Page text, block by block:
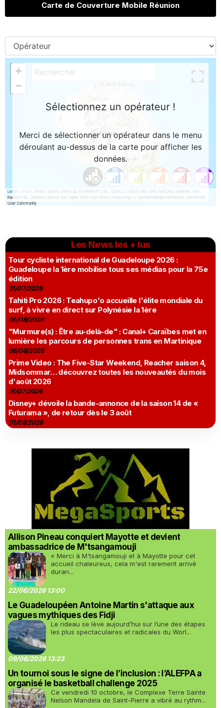
Carte de Couverture Mobile Réunion
Les News les + lus
Tour cycliste international de Guadeloupe 2026 :
Guadeloupe la 1ère mobilise tous ses médias pour la 75e
édition
31/07/2026
Tahiti Pro 2026 : Teahupo'o accueille l'élite mondiale du
surf, à vivre en direct sur Polynésie la 1ère
05/08/2026
"Murmure(s) : Être au-delà-de" : Canal+ Caraïbes met en
lumière les parcours de personnes trans en Martinique
06/08/2026
Prime Video : The Five-Star Weekend, Reacher saison 4,
Midsommar… découvrez toutes les nouveautés du mois
d'août 2026
31/07/2026
Disney+ dévoile la bande-annonce de la saison 14 de «
Futurama », de retour dès le 3 août
01/08/2026
Allison Pineau conquiert Mayotte et devient
ambassadrice de M'tsangamouji
« Merci à M'tsangamouji et à Mayotte pour cet
accueil chaleureux, cela m'est rarement arrivé
duran...
22/06/2026 13:00
Le Guadeloupéen Antoine Martin s'attaque aux
vagues mythiques des Fidji
Le rideau se lève aujourd’hui sur l’une des étapes
les plus spectaculaires et radicales du Worl...
09/06/2026 13:23
Un tournoi sous le signe de l’inclusion : l’ALEFPA a
organisé le basketball challenge 2025
Ce vendredi 10 octobre, le Complexe Terre Sainte
Nelson Mandela de Saint-Pierre a vibré au rythm...